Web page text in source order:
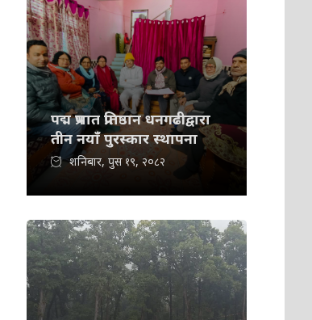
पद्म प्रभात प्रतिष्ठान धनगढीद्वारा
तीन नयाँ पुरस्कार स्थापना
शनिबार, पुस १९, २०८२